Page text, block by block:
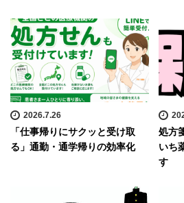
2026.7.26
「仕事帰りにサクッと受け取
る」通勤・通学帰りの効率化
処方
いち
す